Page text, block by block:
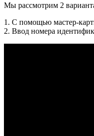
Мы рассмотрим 2
1. С помощью мастер-
2. Ввод номера